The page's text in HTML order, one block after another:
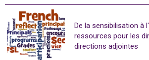
De la sensibilisation à
ressources pour les
directions adjointes